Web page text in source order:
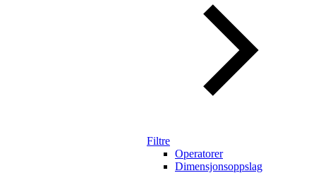
Filtre
Operatorer
Dimensjonsoppslag